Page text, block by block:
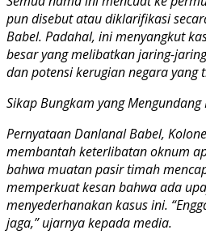
pun disebut atau diklarifikasi
Babel. Padahal, ini menyangkut
besar yang melibatkan jaring-
dan potensi kerugian negara yang
Sikap Bungkam yang Mengundang
Pernyataan Danlanal Babel,
membantah keterlibatan oknum
bahwa muatan pasir timah
memperkuat kesan bahwa ada
menyederhanakan kasus ini.
jaga,” ujarnya kepada media.